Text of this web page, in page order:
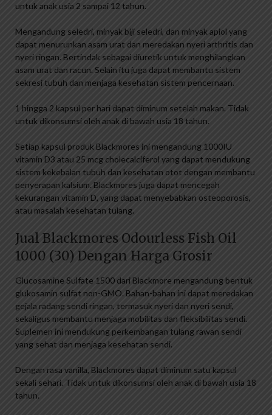
untuk anak usia 2 sampai 12 tahun.
Mengandung seledri, minyak biji seledri, dan minyak apiol yang
dapat menurunkan asam urat dan meredakan nyeri arthritis dan
nyeri ringan. Bertindak sebagai diuretik untuk menghilangkan
asam urat dan racun. Selain itu juga dapat membantu sistem
sekresi tubuh dan menjaga kesehatan sistem pencernaan.
1 hingga 2 kapsul per hari dapat diminum setelah makan. Tidak
untuk dikonsumsi oleh anak di bawah usia 18 tahun.
Setiap kapsul produk Blackmores ini mengandung 1000IU
vitamin D3 atau 25 mcg cholecalciferol yang dapat mendukung
sistem kekebalan tubuh dan kesehatan otot dengan membantu
penyerapan kalsium. Blackmores juga dapat mencegah
kekurangan vitamin D, yang dapat menyebabkan osteoporosis,
atau masalah kesehatan tulang.
Jual Blackmores Odourless Fish Oil
1000 (30) Dengan Harga Grosir
Glucosamine Sulfate 1500 dari Blackmore mengandung bentuk
glukosamin sulfat non-GMO. Bahan-bahan ini dapat meredakan
gejala radang sendi ringan, termasuk nyeri dan nyeri sendi,
sekaligus membantu menjaga mobilitas dan fleksibilitas sendi.
Suplemen ini mendukung perkembangan tulang rawan sendi
yang sehat dan menjaga kesehatan sendi.
Dengan rasa vanilla, Blackmores dapat diminum satu kapsul
sekali sehari. Tidak untuk dikonsumsi oleh anak di bawah usia 18
tahun.